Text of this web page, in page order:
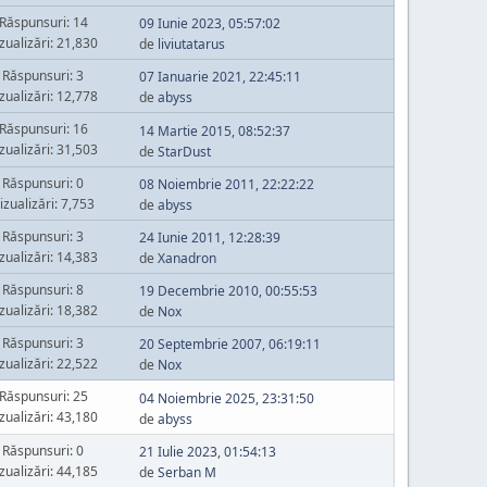
14
21,830
09 Iunie 2023, 05:57:02
de liviutatarus
Răspunsuri: 3
12,778
07 Ianuarie 2021, 22:45:11
de abyss
16
31,503
14 Martie 2015, 08:52:37
de StarDust
Răspunsuri: 0
7,753
08 Noiembrie 2011, 22:22:22
de abyss
Răspunsuri: 3
14,383
24 Iunie 2011, 12:28:39
de Xanadron
Răspunsuri: 8
18,382
19 Decembrie 2010, 00:55:53
de Nox
Răspunsuri: 3
22,522
20 Septembrie 2007, 06:19:11
de Nox
25
43,180
04 Noiembrie 2025, 23:31:50
de abyss
Răspunsuri: 0
44,185
21 Iulie 2023, 01:54:13
de Serban M